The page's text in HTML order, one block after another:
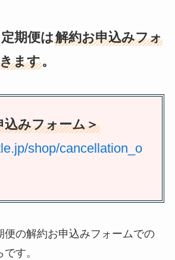
期便は解約お申込みフォ
ます。
込みフォーム＞
shop/cancellation_o
便の解約お申込みフォームでの
す。